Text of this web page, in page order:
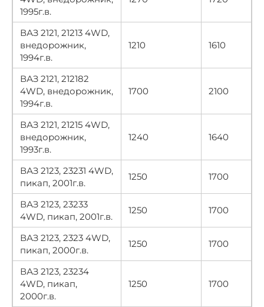
1995г.в.
ВАЗ 2121, 21213 4WD,
внедорожник,
1994г.в.
1210 1610
ВАЗ 2121, 212182
4WD, внедорожник,
1994г.в.
1700 2100
ВАЗ 2121, 21215 4WD,
внедорожник,
1993г.в.
1240 1640
ВАЗ 2123, 23231 4WD,
пикап, 2001г.в.
1250 1700
ВАЗ 2123, 23233
4WD, пикап, 2001г.в.
1250 1700
ВАЗ 2123, 2323 4WD,
пикап, 2000г.в.
1250 1700
ВАЗ 2123, 23234
4WD, пикап,
2000г.в.
1250 1700